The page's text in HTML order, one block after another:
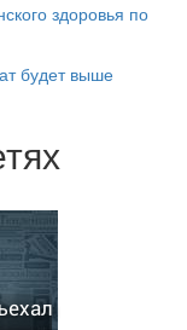
здоровья по
будет выше